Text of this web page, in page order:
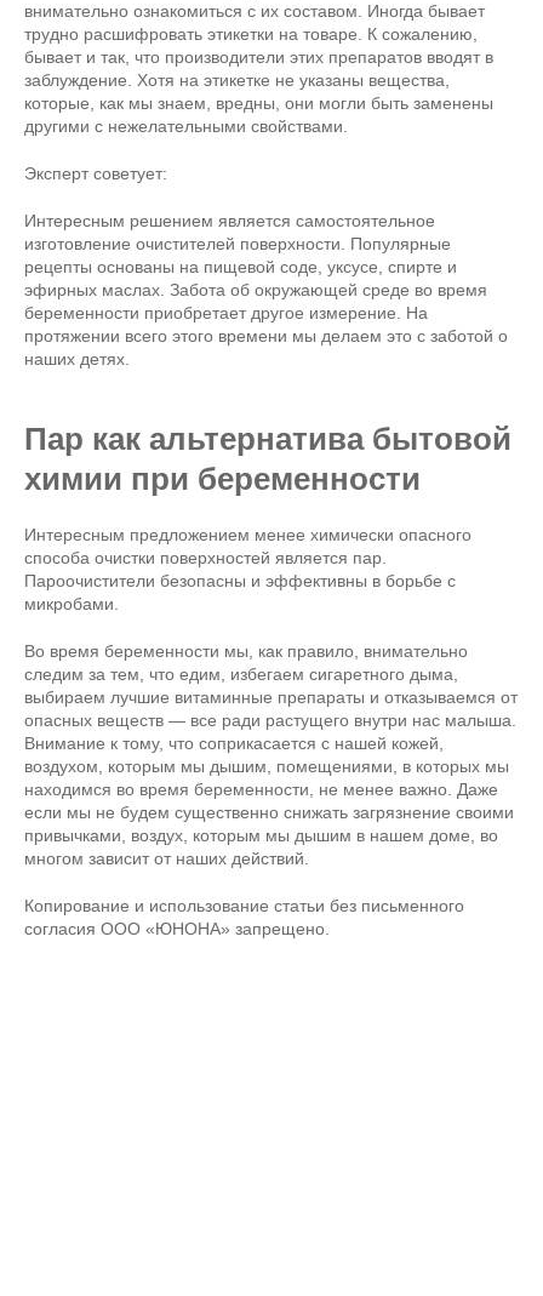
внимательно ознакомиться с их составом. Иногда бывает
трудно расшифровать этикетки на товаре. К сожалению,
бывает и так, что производители этих препаратов вводят в
заблуждение. Хотя на этикетке не указаны вещества,
которые, как мы знаем, вредны, они могли быть заменены
другими с нежелательными свойствами.
Эксперт советует:
Интересным решением является самостоятельное
изготовление очистителей поверхности. Популярные
рецепты основаны на пищевой соде, уксусе, спирте и
эфирных маслах. Забота об окружающей среде во время
беременности приобретает другое измерение. На
протяжении всего этого времени мы делаем это с заботой о
наших детях.
Пар как альтернатива бытовой
химии при беременности
Интересным предложением менее химически опасного
способа очистки поверхностей является пар.
Пароочистители безопасны и эффективны в борьбе с
микробами.
Во время беременности мы, как правило, внимательно
следим за тем, что едим, избегаем сигаретного дыма,
выбираем лучшие витаминные препараты и отказываемся от
опасных веществ — все ради растущего внутри нас малыша.
Внимание к тому, что соприкасается с нашей кожей,
воздухом, которым мы дышим, помещениями, в которых мы
находимся во время беременности, не менее важно. Даже
если мы не будем существенно снижать загрязнение своими
привычками, воздух, которым мы дышим в нашем доме, во
многом зависит от наших действий.
Копирование и использование статьи без письменного
согласия ООО «ЮНОНА» запрещено.